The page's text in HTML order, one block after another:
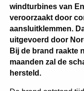
windturbines van
veroorzaakt door
aansluitklemmen.
uitgevoerd door
Bij de brand raakte
maanden zal de
hersteld.